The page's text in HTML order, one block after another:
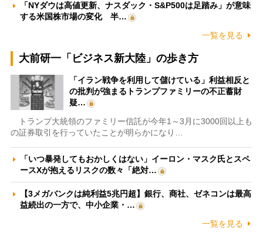
「NYダウは高値更新、ナスダック・S&P500は足踏み」が意味
する米国株市場の変化 半…
一覧を見る
大前研一「ビジネス新大陸」の歩き方
「イラン戦争を利用して儲けている」利益相反と
の批判が強まるトランプファミリーの不正蓄財
疑…
トランプ大統領のファミリー信託が今年1～3月に3000回以上も
の証券取引を行っていたことが明らかになり…
「いつ暴発してもおかしくはない」イーロン・マスク氏とスペ
ースXが抱えるリスクの数々「絶対…
【3メガバンクは純利益5兆円超】銀行、商社、ゼネコンは最高
益続出の一方で、中小企業・…
一覧を見る